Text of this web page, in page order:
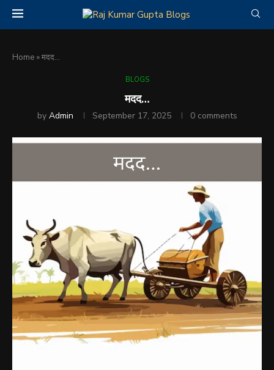
Home »मदद…
BLOGS
मदद…
by Admin September 17, 2025 0 comments